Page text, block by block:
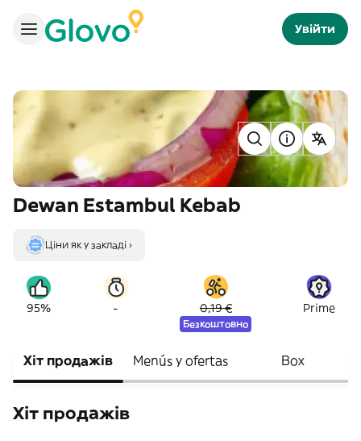
Увійти
Dewan Estambul Kebab
Ціни як у закладі ›
95% - 0,19 €
Безкоштовно
Prime
Хіт продажів Menús y ofertas Box
Хіт продажів